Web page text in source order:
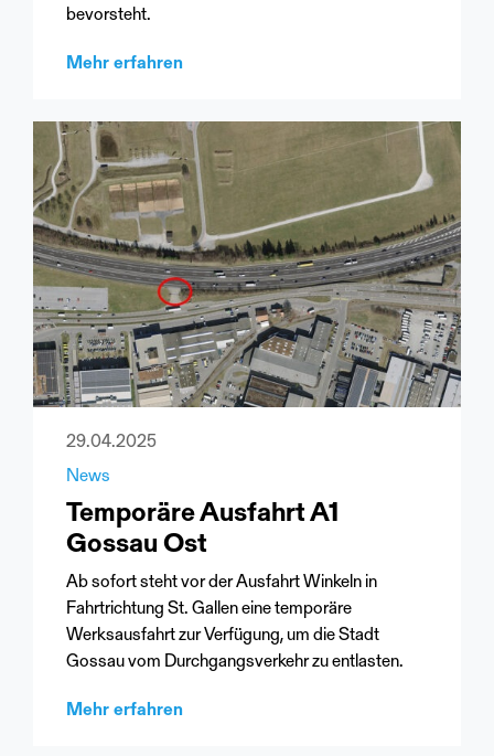
bevorsteht.
Mehr erfahren
29.04.2025
News
Temporäre Ausfahrt A1
Gossau Ost
Ab sofort steht vor der Ausfahrt Winkeln in
Fahrtrichtung St. Gallen eine temporäre
Werksausfahrt zur Verfügung, um die Stadt
Gossau vom Durchgangsverkehr zu entlasten.
Mehr erfahren